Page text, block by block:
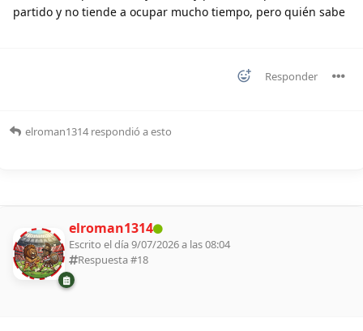
partido y no tiende a ocupar mucho tiempo, pero quién sabe
Responder
elroman1314 respondió a esto
elroman1314
Escrito el día 9/07/2026 a las 08:04
Respuesta #18